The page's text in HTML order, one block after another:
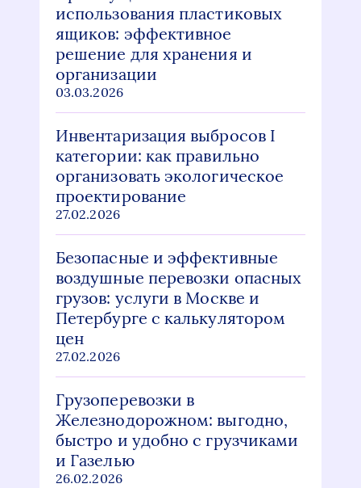
использования пластиковых
ящиков: эффективное
решение для хранения и
организации
03.03.2026
Инвентаризация выбросов I
категории: как правильно
организовать экологическое
проектирование
27.02.2026
Безопасные и эффективные
воздушные перевозки опасных
грузов: услуги в Москве и
Петербурге с калькулятором
цен
27.02.2026
Грузоперевозки в
Железнодорожном: выгодно,
быстро и удобно с грузчиками
и Газелью
26.02.2026